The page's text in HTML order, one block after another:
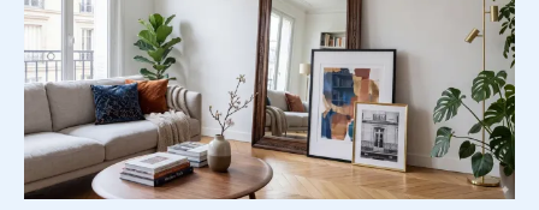
valorise
un
petit
tableau
sur
un
mur